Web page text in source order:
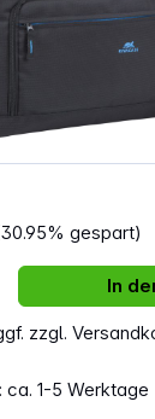
gespart)
zzgl.
1-5 Werktage
Gib den
In